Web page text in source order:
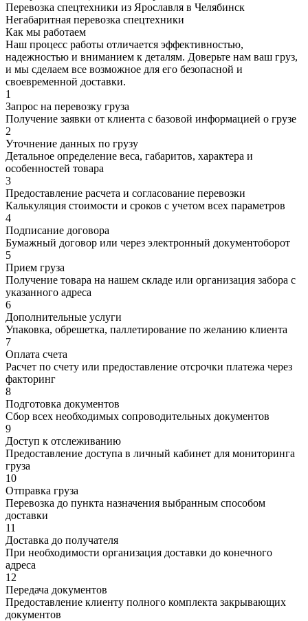
Перевозка спецтехники из Ярославля в Челябинск
Негабаритная перевозка спецтехники
Как мы работаем
Наш процесс работы отличается эффективностью,
надежностью и вниманием к деталям. Доверьте нам ваш груз,
и мы сделаем все возможное для его безопасной и
своевременной доставки.
1
Запрос на перевозку груза
Получение заявки от клиента с базовой информацией о грузе
2
Уточнение данных по грузу
Детальное определение веса, габаритов, характера и
особенностей товара
3
Предоставление расчета и согласование перевозки
Калькуляция стоимости и сроков с учетом всех параметров
4
Подписание договора
Бумажный договор или через электронный документоборот
5
Прием груза
Получение товара на нашем складе или организация забора с
указанного адреса
6
Дополнительные услуги
Упаковка, обрешетка, паллетирование по желанию клиента
7
Оплата счета
Расчет по счету или предоставление отсрочки платежа через
факторинг
8
Подготовка документов
Сбор всех необходимых сопроводительных документов
9
Доступ к отслеживанию
Предоставление доступа в личный кабинет для мониторинга
груза
10
Отправка груза
Перевозка до пункта назначения выбранным способом
доставки
11
Доставка до получателя
При необходимости организация доставки до конечного
адреса
12
Передача документов
Предоставление клиенту полного комплекта закрывающих
документов